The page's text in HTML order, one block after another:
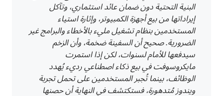
البنية التحتية دون ضمان عائد استثماري، وتآكل
إيراداتها من بيع أجهزة الكمبيوتر، وإثارة استياء
المستخدمين بنظام تشغيل مليء بالأخطاء والبرامج غير
الضرورية. صحيح أن السفينة ضخمة، وأن الزخم
سيدفعها للأمام لسنوات، لكن إذا استمرت
مايكروسوفت في بيع ذكاء اصطناعي رديء يُهدد
الوظائف، بينما تُجبر المستخدمين على تحمل تجربة
ويندوز مُتدهورة، فستكتشف في النهاية أن حصنها